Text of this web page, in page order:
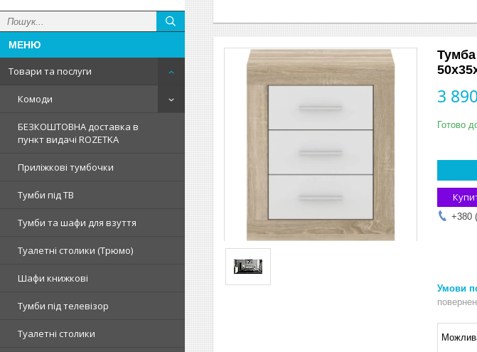
Товари та послуги
Комоди
БЕЗКОШТОВНА доставка в
пункт видачі ROZETKA
Приліжкові тумбочки
Тумби під ТВ
Тумби та шафи для взуття
Туалетні столики (Трюмо)
Шафи книжкові
Тумби під телевізор
Туалетні столики
3
Готово
+380